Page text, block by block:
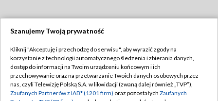
TVP
Abonament TVP
Emisja w TVP
Regulamin TVP
Polityka prywatności
Szanujemy Twoją prywatność
Kliknij "Akceptuję i przechodzę do serwisu", aby wyrazić zgody na
korzystanie z technologii automatycznego śledzenia i zbierania danych,
dostęp do informacji na Twoim urządzeniu końcowym i ich
przechowywanie oraz na przetwarzanie Twoich danych osobowych przez
nas, czyli Telewizję Polską S.A. w likwidacji (zwaną dalej również „TVP”),
Zaufanych Partnerów z IAB* (1201 firm) oraz pozostałych Zaufanych